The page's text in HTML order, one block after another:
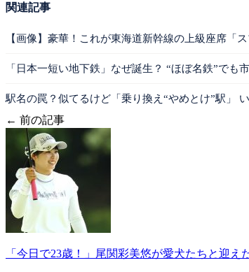
関連記事
【画像】豪華！これが東海道新幹線の上級座席「
「日本一短い地下鉄」なぜ誕生？ “ほぼ名鉄”でも
駅名の罠？似てるけど「乗り換え“やめとけ”駅」
← 前の記事
「今日で23歳！」尾関彩美悠が愛犬たちと迎